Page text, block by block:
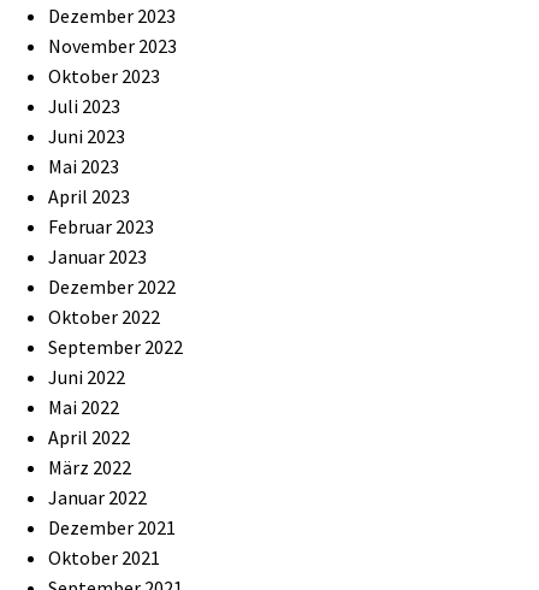
Dezember 2023
November 2023
Oktober 2023
Juli 2023
Juni 2023
Mai 2023
April 2023
Februar 2023
Januar 2023
Dezember 2022
Oktober 2022
September 2022
Juni 2022
Mai 2022
April 2022
März 2022
Januar 2022
Dezember 2021
Oktober 2021